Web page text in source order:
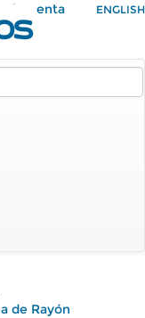
Mi Cuenta ENGLISH
de Rayón